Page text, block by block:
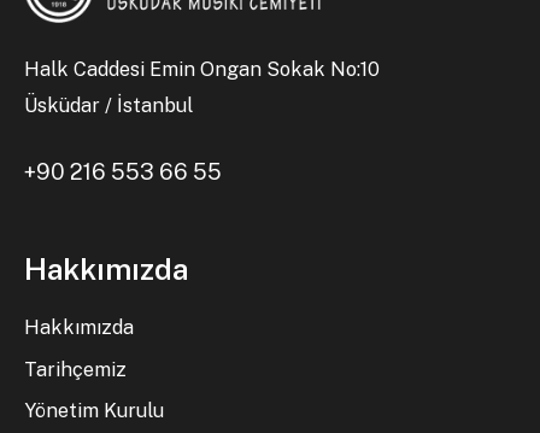
Halk Caddesi Emin Ongan Sokak No:10
Üsküdar / İstanbul
+90 216 553 66 55
Hakkımızda
Hakkımızda
Tarihçemiz
Yönetim Kurulu